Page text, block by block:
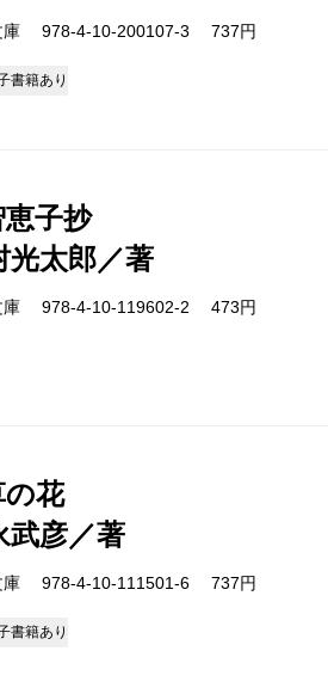
庫 978-4-10-200107-3 737円
書籍あり
恵子抄
光太郎／著
庫 978-4-10-119602-2 473円
の花
武彦／著
庫 978-4-10-111501-6 737円
書籍あり